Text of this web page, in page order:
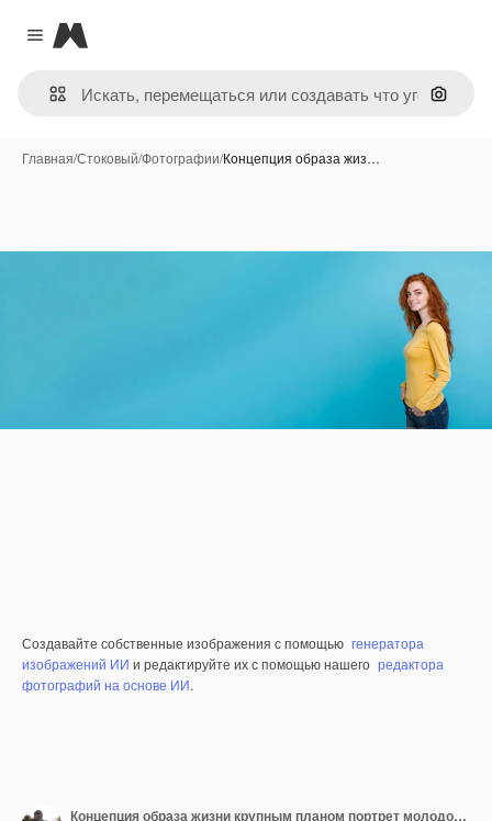
Close menu
Magnific
Поиск
Главная/Стоковый/Фотографии/Концепция образа жиз…
Создавайте собственные изображения с помощью генератора
изображений ИИ и редактируйте их с помощью нашего редактора
фотографий на основе ИИ.
Концепция образа жизни крупным планом портрет молодой красивой привлекательной рыжеволосой девушки, играющей с ней